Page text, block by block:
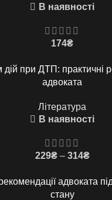
В наявності
174₴
дій при ДТП: практичні
адвоката
Література
В наявності
229₴ – 314₴Price
229₴
адвоката
стану